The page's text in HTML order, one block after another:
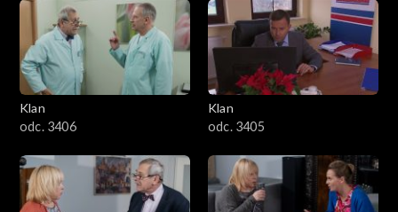
Klan
odc. 3406
Klan
odc. 3405